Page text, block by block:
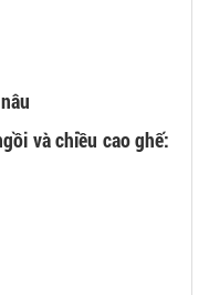
và chiều cao ghế: